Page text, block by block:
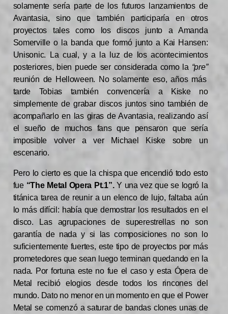
solamente sería parte de los futuros lanzamientos de
Avantasia, sino que también participaría en otros
proyectos tales como los discos junto a Amanda
Somerville o la banda que formó junto a Kai Hansen:
Unisonic. La cual, y a la luz de los acontecimientos
posteriores, bien puede ser considerada como la “pre”
reunión de Helloween. No solamente eso, años más
tarde Tobias también convencería a Kiske no
simplemente de grabar discos juntos sino también de
acompañarlo en las giras de Avantasia, realizando así
el sueño de muchos fans que pensaron que sería
imposible volver a ver Michael Kiske sobre un
escenario.
Pero lo cierto es que la chispa que encendió todo esto
fue “The Metal Opera Pt.1”. Y una vez que se logró la
titánica tarea de reunir a un elenco de lujo, faltaba aún
lo más difícil: había que demostrar los resultados en el
disco. Las agrupaciones de superestrellas no son
garantía de nada y si las composiciones no son lo
suficientemente fuertes, este tipo de proyectos por más
prometedores que sean luego terminan quedando en la
nada. Por fortuna este no fue el caso y esta Ópera de
Metal recibió elogios desde todos los rincones del
mundo. Dato no menor en un momento en que el Power
Metal se comenzó a saturar de bandas clones unas de